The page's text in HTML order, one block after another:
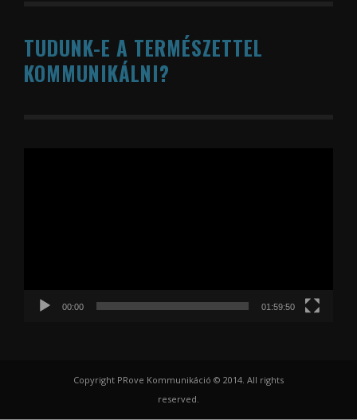
TUDUNK-E A TERMÉSZETTEL
KOMMUNIKÁLNI?
00:00 01:59:50
Copyright PRove Kommunikáció © 2014. All rights
reserved.